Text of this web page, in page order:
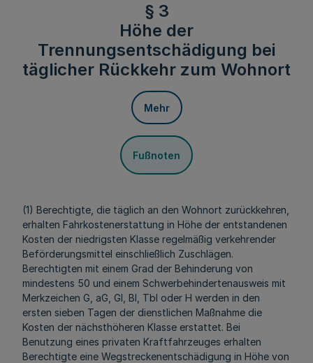
§ 3
Höhe der
Trennungsentschädigung bei
täglicher Rückkehr zum Wohnort
Mehr
Fußnoten
(1) Berechtigte, die täglich an den Wohnort zurückkehren,
erhalten Fahrkostenerstattung in Höhe der entstandenen
Kosten der niedrigsten Klasse regelmäßig verkehrender
Beförderungsmittel einschließlich Zuschlägen.
Berechtigten mit einem Grad der Behinderung von
mindestens 50 und einem Schwerbehindertenausweis mit
Merkzeichen G, aG, Gl, Bl, Tbl oder H werden in den
ersten sieben Tagen der dienstlichen Maßnahme die
Kosten der nächsthöheren Klasse erstattet. Bei
Benutzung eines privaten Kraftfahrzeuges erhalten
Berechtigte eine Wegstreckenentschädigung in Höhe von